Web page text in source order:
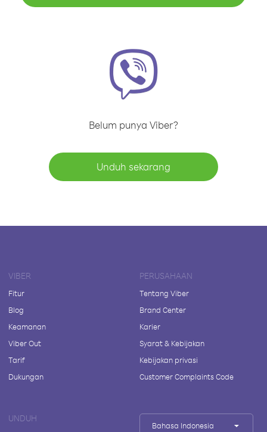
Belum punya Viber?
Unduh sekarang
VIBER
Fitur
Blog
Keamanan
Viber Out
Tarif
Dukungan
PERUSAHAAN
Tentang Viber
Brand Center
Karier
Syarat & Kebijakan
Kebijakan privasi
Customer Complaints Code
UNDUH
Bahasa Indonesia